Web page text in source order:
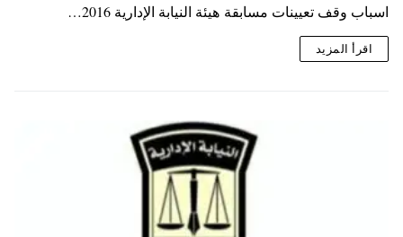
اسباب وقف تعيينات مسابقة هيئة النيابة الإدارية 2016…
اقرأ المزيد